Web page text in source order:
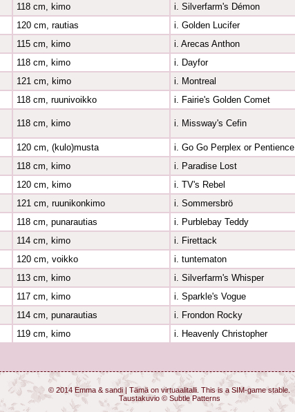
118 cm, kimo i. Silverfarm's Démon
120 cm, rautias i. Golden Lucifer
115 cm, kimo i. Arecas Anthon
118 cm, kimo i. Dayfor
121 cm, kimo i. Montreal
118 cm, ruunivoikko i. Fairie's Golden Comet
118 cm, kimo i. Missway's Cefin
120 cm, (kulo)musta i. Go Go Perplex or Pentience
118 cm, kimo i. Paradise Lost
120 cm, kimo i. TV's Rebel
121 cm, ruunikonkimo i. Sommersbrö
118 cm, punarautias i. Purblebay Teddy
114 cm, kimo i. Firettack
120 cm, voikko i. tuntematon
113 cm, kimo i. Silverfarm's Whisper
117 cm, kimo i. Sparkle's Vogue
114 cm, punarautias i. Frondon Rocky
119 cm, kimo i. Heavenly Christopher
© 2014 Emma & sandi | Tämä on virtuaalitalli. This is a SIM-game stable.
Taustakuvio © Subtle Patterns